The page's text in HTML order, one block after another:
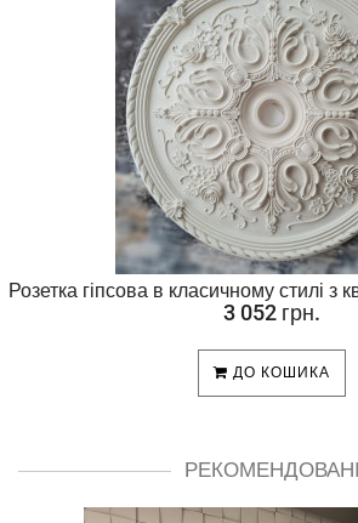
Розетка гіпсова в класичному стилі з
3 052 грн.
ДО КОШИКА
РЕКОМЕНДОВАНІ